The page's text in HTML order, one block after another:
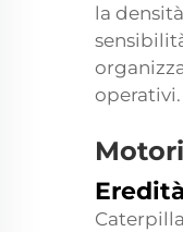
la
operativi.